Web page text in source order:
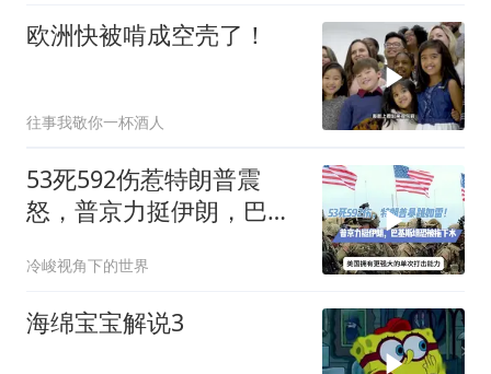
欧洲快被啃成空壳了！
往事我敬你一杯酒人
53死592伤惹特朗普震
怒，普京力挺伊朗，巴恐
冷峻视角下的世界
海绵宝宝解说3